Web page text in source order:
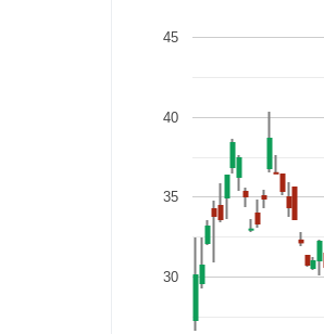
30
35
40
45